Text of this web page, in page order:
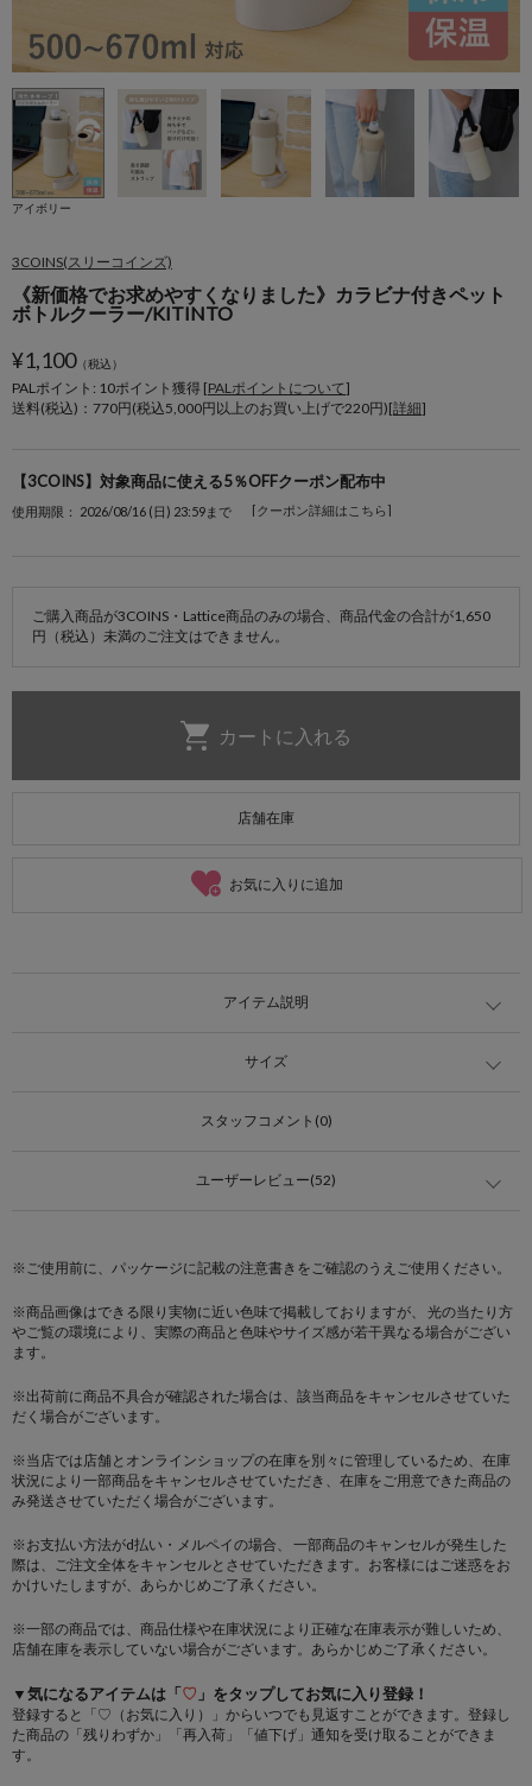
アイボリー
3COINS(スリーコインズ)
《新価格でお求めやすくなりました》カラビナ付きペット
ボトルクーラー/KITINTO
¥1,100（税込）
PALポイント: 10ポイント獲得 [PALポイントについて]
送料(税込)：770円(税込5,000円以上のお買い上げで220円)[詳細]
【3COINS】対象商品に使える5％OFFクーポン配布中
使用期限： 2026/08/16 (日) 23:59まで [クーポン詳細はこちら]
ご購入商品が3COINS・Lattice商品のみの場合、商品代金の合計が1,650
円（税込）未満のご注文はできません。
店舗在庫
お気に入りに追加
アイテム説明
サイズ
スタッフコメント(0)
ユーザーレビュー(52)
※ご使用前に、パッケージに記載の注意書きをご確認のうえご使用ください。
※商品画像はできる限り実物に近い色味で掲載しておりますが、 光の当たり方
やご覧の環境により、実際の商品と色味やサイズ感が若干異なる場合がござい
ます。
※出荷前に商品不具合が確認された場合は、該当商品をキャンセルさせていた
だく場合がございます。
※当店では店舗とオンラインショップの在庫を別々に管理しているため、在庫
状況により一部商品をキャンセルさせていただき、在庫をご用意できた商品の
み発送させていただく場合がございます。
※お支払い方法がd払い・メルペイの場合、 一部商品のキャンセルが発生した
際は、ご注文全体をキャンセルとさせていただきます。お客様にはご迷惑をお
かけいたしますが、あらかじめご了承ください。
※一部の商品では、商品仕様や在庫状況により正確な在庫表示が難しいため、
店舗在庫を表示していない場合がございます。あらかじめご了承ください。
▼気になるアイテムは「♡ 」をタップしてお気に入り登録！
登録すると「♡（お気に入り）」からいつでも見返すことができます。登録し
た商品の「残りわずか」「再入荷」「値下げ」通知を受け取ることができま
す。